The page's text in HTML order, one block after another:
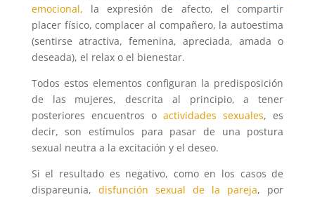
emocional, la expresión de afecto, el compartir
placer físico, complacer al compañero, la autoestima
(sentirse atractiva, femenina, apreciada, amada o
deseada), el relax o el bienestar.
Todos estos elementos configuran la predisposición
de las mujeres, descrita al principio, a tener
posteriores encuentros oactividades sexuales, es
decir, son estímulos para pasar de una postura
sexual neutra a la excitación y el deseo.
Si el resultado es negativo, como en los casos de
dispareunia, disfunción sexual de la pareja, por